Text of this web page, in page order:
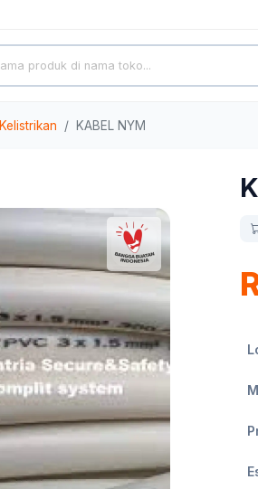
Kelistrikan KABEL NYM